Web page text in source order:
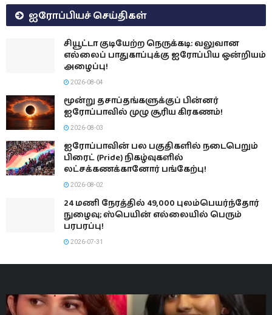
ஐரோப்பியச் செய்திகள்
சியூட்டா குடியேற்ற நெருக்கடி: வலுவான
எல்லைப் பாதுகாப்புக்கு ஐரோப்பிய ஒன்றியம்
அழைப்பு!
2026-08-04
மூன்று தசாப்தங்களுக்குப் பின்னர்
ஐரோப்பாவில் முழு சூரிய கிரகணம்!
2026-08-03
ஐரோப்பாவின் பல பகுதிகளில் நடைபெறும்
பிரைட் (Pride) நிகழ்வுகளில்
லட்சக்கணக்கானோர் பங்கேற்பு!
2026-08-02
24 மணி நேரத்தில் 49,000 புலம்பெயர்ந்தோர்
நுழைவு; ஸ்பெயின் எல்லையில் பெரும்
பரபரப்பு!
2026-07-31
சினிமா